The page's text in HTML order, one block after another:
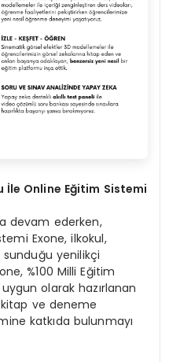
Online Eğitim Sistemi
devam ederken,
Exone, ilkokul,
yenilikçi
%100 Milli Eğitim
olarak hazırlanan
ve deneme
katkıda bulunmayı